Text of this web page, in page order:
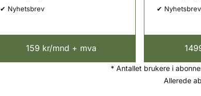
✔ Nyhetsbrev
159 kr/mnd + mva
✔ Nyhetsbrev
* Antallet brukere i
Allerede